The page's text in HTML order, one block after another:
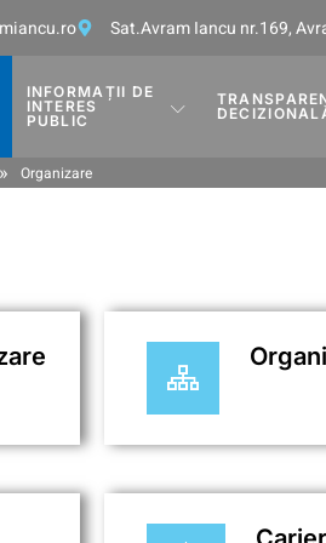
Sat.Avram Iancu nr.169,
INFORMAȚII DE
INTERES
PUBLIC
» Organizare